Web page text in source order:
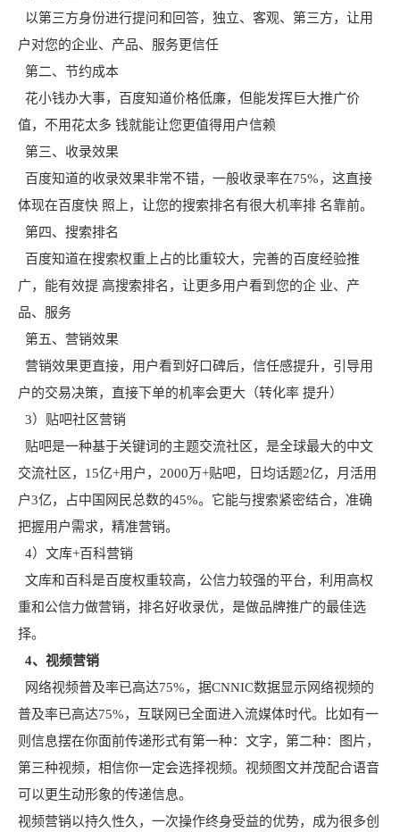
以第三方身份进行提问和回答，独立、客观、第三方，让用
户对您的企业、产品、服务更信任
第二、节约成本
花小钱办大事，百度知道价格低廉，但能发挥巨大推广价
值，不用花太多 钱就能让您更值得用户信赖
第三、收录效果
百度知道的收录效果非常不错，一般收录率在75%，这直接
体现在百度快 照上，让您的搜索排名有很大机率排 名靠前。
第四、搜索排名
百度知道在搜索权重上占的比重较大，完善的百度经验推
广，能有效提 高搜索排名，让更多用户看到您的企 业、产
品、服务
第五、营销效果
营销效果更直接，用户看到好口碑后，信任感提升，引导用
户的交易决策，直接下单的机率会更大（转化率 提升）
3）贴吧社区营销
贴吧是一种基于关键词的主题交流社区，是全球最大的中文
交流社区，15亿+用户，2000万+贴吧，日均话题2亿，月活用
户3亿，占中国网民总数的45%。它能与搜索紧密结合，准确
把握用户需求，精准营销。
4）文库+百科营销
文库和百科是百度权重较高，公信力较强的平台，利用高权
重和公信力做营销，排名好收录优，是做品牌推广的最佳选
择。
4、视频营销
网络视频普及率已高达75%，据CNNIC数据显示网络视频的
普及率已高达75%，互联网已全面进入流媒体时代。比如有一
则信息摆在你面前传递形式有第一种：文字，第二种：图片，
第三种视频，相信你一定会选择视频。视频图文并茂配合语音
可以更生动形象的传递信息。
视频营销以持久性久，一次操作终身受益的优势，成为很多创